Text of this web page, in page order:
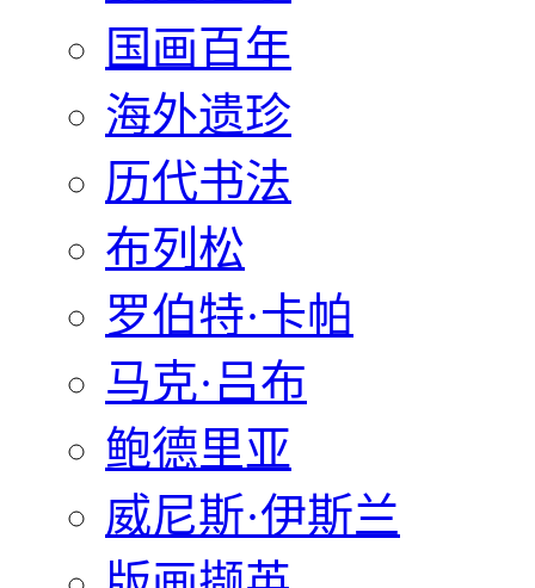
国画百年
海外遗珍
历代书法
布列松
罗伯特·卡帕
马克·吕布
鲍德里亚
威尼斯·伊斯兰